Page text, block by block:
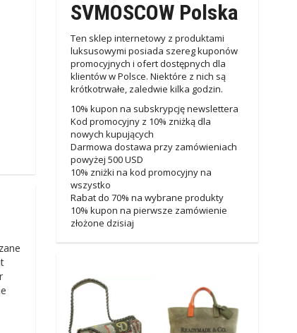
SVMOSCOW Polska
Ten sklep internetowy z produktami
luksusowymi posiada szereg kuponów
promocyjnych i ofert dostępnych dla
klientów w Polsce. Niektóre z nich są
krótkotrwałe, zaledwie kilka godzin.
10% kupon na subskrypcję newslettera
Kod promocyjny z 10% zniżką dla
nowych kupujących
Darmowa dostawa przy zamówieniach
powyżej 500 USD
10% zniżki na kod promocyjny na
wszystko
Rabat do 70% na wybrane produkty
10% kupon na pierwsze zamówienie
złożone dzisiaj